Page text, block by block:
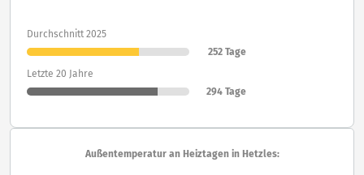
Durchschnitt 2025
252 Tage
Letzte 20 Jahre
294 Tage
Außentemperatur an Heiztagen in Hetzles: